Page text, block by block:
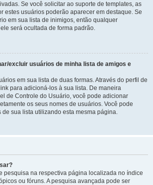
Se você solicitar ao suporte de templates, as
estes usuários poderão aparecer em destaque. Se
em sua lista de inimigos, então qualquer
será ocultada de forma padrão.
excluir usuários de minha lista de amigos e
em sua lista de duas formas. Através do perfil de
para adicioná-los à sua lista. De maneira
de Controle do Usuário, você pode adicionar
os seus nomes de usuários. Você pode
sua lista utilizando esta mesma página.
pesquisa na respectiva página localizada no índice
ou fóruns. A pesquisa avançada pode ser